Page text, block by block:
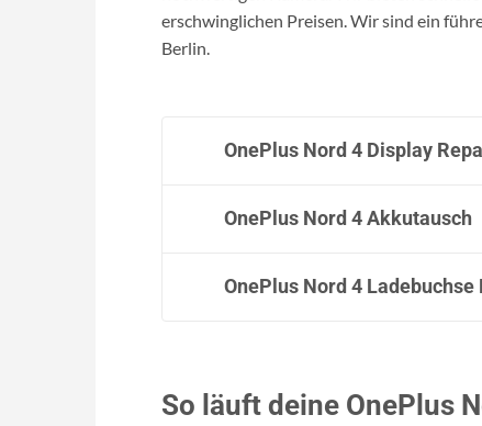
erschwinglichen Preisen. Wir sind ein
Berlin.
OnePlus Nord 4 Display
OnePlus Nord 4 Akkutausch
OnePlus Nord 4 Ladebuchse
So läuft deine OnePlus